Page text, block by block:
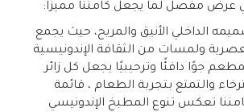
عرض مفصل لما يجعل كامننا مميزًا:
الداخلي الأنيق والمريح، حيث يجمع
ولمسات من الثقافة الإندونيسية
جوًا دافئًا وترحيبيًا يجعل كل زائر
والتمتع بتجربة الطعام ، قائمة
تعكس تنوع المطبخ الإندونيسي